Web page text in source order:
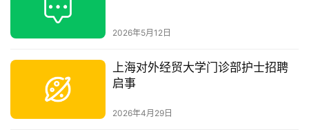
2026年5月12日
上海对外经贸大学门诊部护士招聘
启事
2026年4月29日